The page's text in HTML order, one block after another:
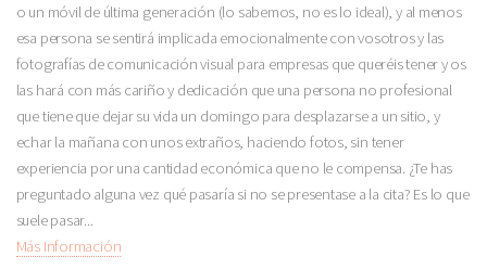
o un móvil de última generación (lo sabemos, no es lo ideal), y al menos
esa persona se sentirá implicada emocionalmente con vosotros y las
fotografías de comunicación visual para empresas que queréis tener y os
las hará con más cariño y dedicación que una persona no profesional
que tiene que dejar su vida un domingo para desplazarse a un sitio, y
echar la mañana con unos extraños, haciendo fotos, sin tener
experiencia por una cantidad económica que no le compensa. ¿Te has
preguntado alguna vez qué pasaría si no se presentase a la cita? Es lo que
suele pasar...
Más Información